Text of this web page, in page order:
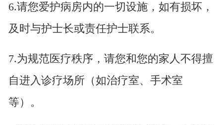
6.请您爱护病房内的一切设施，如有损坏，
及时与护士长或责任护士联系。
7.为规范医疗秩序，请您和您的家人不得擅
自进入诊疗场所（如治疗室、手术室
等）。